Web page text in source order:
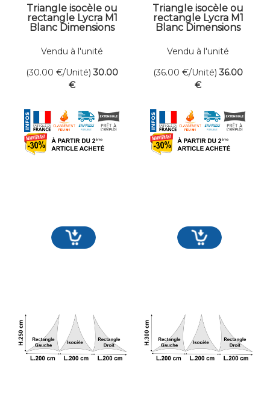
Triangle isocèle ou
rectangle Lycra M1
Blanc Dimensions
Vendu à l'unité
(30.00 €/Unité) 30.00
€
Triangle isocèle ou
rectangle Lycra M1
Blanc Dimensions
Vendu à l'unité
(36.00 €/Unité) 36.00
€